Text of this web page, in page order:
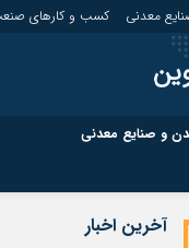
معدنی
کسب و کارهای
و صنایع معدنی
آخرین اخبار